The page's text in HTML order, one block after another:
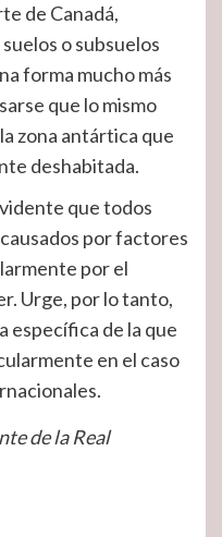
de Canadá,
o subsuelos
forma mucho más
que lo mismo
zona antártica que
deshabitada.
que todos
por factores
por el
Urge, por lo tanto,
específica de la que
en el caso
de la Real